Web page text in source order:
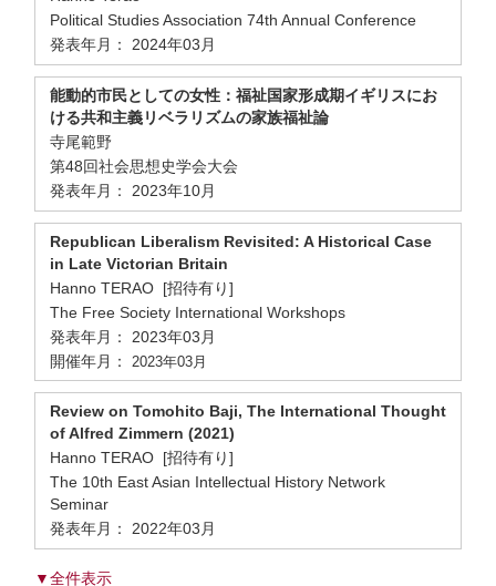
Political Studies Association 74th Annual Conference
発表年月： 2024年03月
能動的市民としての女性：福祉国家形成期イギリスにお
ける共和主義リベラリズムの家族福祉論
寺尾範野
第48回社会思想史学会大会
発表年月： 2023年10月
Republican Liberalism Revisited: A Historical Case
in Late Victorian Britain
Hanno TERAO [招待有り]
The Free Society International Workshops
発表年月： 2023年03月
開催年月： 2023年03月
Review on Tomohito Baji, The International Thought
of Alfred Zimmern (2021)
Hanno TERAO [招待有り]
The 10th East Asian Intellectual History Network
Seminar
発表年月： 2022年03月
▼全件表示